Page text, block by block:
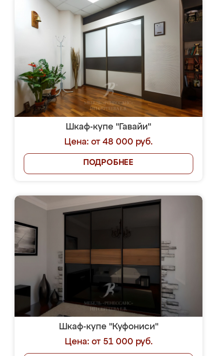
Шкаф-купе "Гавайи"
Цена: от 48 000 руб.
ПОДРОБНЕЕ
Шкаф-купе "Куфониси"
Цена: от 51 000 руб.